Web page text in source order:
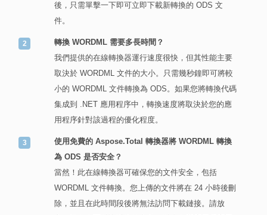
後，只需單擊一下即可立即下載新轉換的 ODS 文
件。
轉換 WORDML 需要多長時間？
我們提供的在線轉換器運行速度很快，但其性能主要
取決於 WORDML 文件的大小。只需幾秒鐘即可將較
小的 WORDML 文件轉換為 ODS。如果您將轉換代碼
集成到 .NET 應用程序中，轉換速度將取決於您的應
用程序針對該過程的優化程度。
使用免費的 Aspose.Total 轉換器將 WORDML 轉換
為 ODS 是否安全？
當然！此在線轉換器可確保您的文件安全，包括
WORDML 文件轉換。您上傳的文件將在 24 小時後刪
除，並且在此時間段後將無法訪問下載鏈接。請放